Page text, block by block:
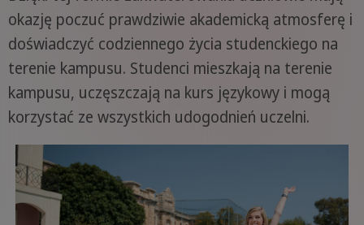
okazję poczuć prawdziwie akademicką atmosferę i
doświadczyć codziennego życia studenckiego na
terenie kampusu. Studenci mieszkają na terenie
kampusu, uczęszczają na kurs językowy i mogą
korzystać ze wszystkich udogodnień uczelni.